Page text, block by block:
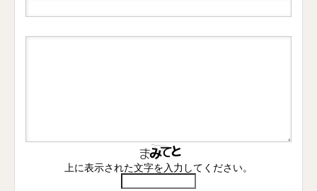
上に表示された文字を入力してください。